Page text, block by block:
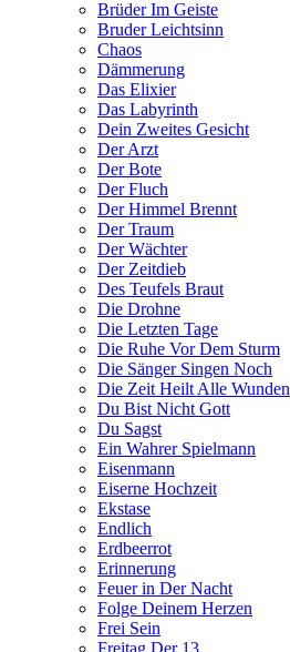
Brüder Im Geiste
Bruder Leichtsinn
Chaos
Dämmerung
Das Elixier
Das Labyrinth
Dein Zweites Gesicht
Der Arzt
Der Bote
Der Fluch
Der Himmel Brennt
Der Traum
Der Wächter
Der Zeitdieb
Des Teufels Braut
Die Drohne
Die Letzten Tage
Die Ruhe Vor Dem Sturm
Die Sänger Singen Noch
Die Zeit Heilt Alle Wunden
Du Bist Nicht Gott
Du Sagst
Ein Wahrer Spielmann
Eisenmann
Eiserne Hochzeit
Ekstase
Endlich
Erdbeerrot
Erinnerung
Feuer in Der Nacht
Folge Deinem Herzen
Frei Sein
Freitag Der 13.